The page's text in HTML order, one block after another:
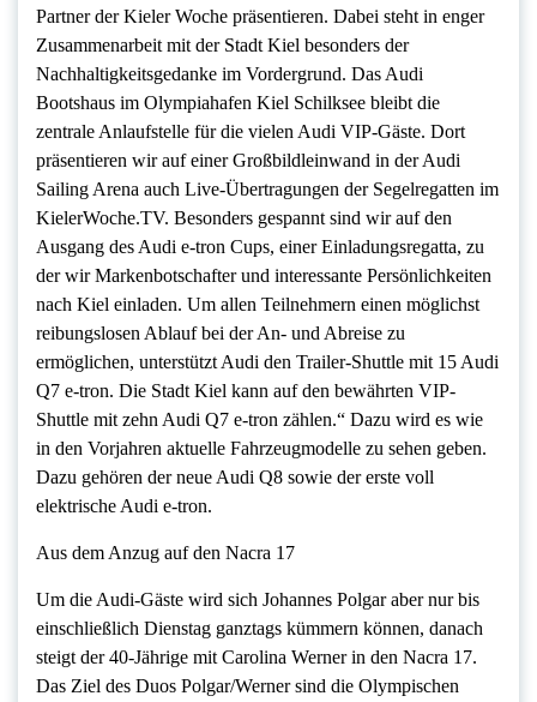
Partner der Kieler Woche präsentieren. Dabei steht in enger
Zusammenarbeit mit der Stadt Kiel besonders der
Nachhaltigkeitsgedanke im Vordergrund. Das Audi
Bootshaus im Olympiahafen Kiel Schilksee bleibt die
zentrale Anlaufstelle für die vielen Audi VIP-Gäste. Dort
präsentieren wir auf einer Großbildleinwand in der Audi
Sailing Arena auch Live-Übertragungen der Segelregatten im
KielerWoche.TV. Besonders gespannt sind wir auf den
Ausgang des Audi e-tron Cups, einer Einladungsregatta, zu
der wir Markenbotschafter und interessante Persönlichkeiten
nach Kiel einladen. Um allen Teilnehmern einen möglichst
reibungslosen Ablauf bei der An- und Abreise zu
ermöglichen, unterstützt Audi den Trailer-Shuttle mit 15 Audi
Q7 e-tron. Die Stadt Kiel kann auf den bewährten VIP-
Shuttle mit zehn Audi Q7 e-tron zählen.“ Dazu wird es wie
in den Vorjahren aktuelle Fahrzeugmodelle zu sehen geben.
Dazu gehören der neue Audi Q8 sowie der erste voll
elektrische Audi e-tron.
Aus dem Anzug auf den Nacra 17
Um die Audi-Gäste wird sich Johannes Polgar aber nur bis
einschließlich Dienstag ganztags kümmern können, danach
steigt der 40-Jährige mit Carolina Werner in den Nacra 17.
Das Ziel des Duos Polgar/Werner sind die Olympischen